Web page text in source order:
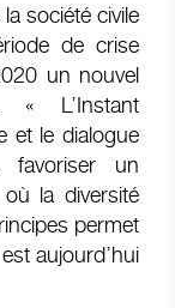
société civile
de crise
un nouvel
« L’Instant
et le dialogue
favoriser un
la diversité
permet
aujourd’hui